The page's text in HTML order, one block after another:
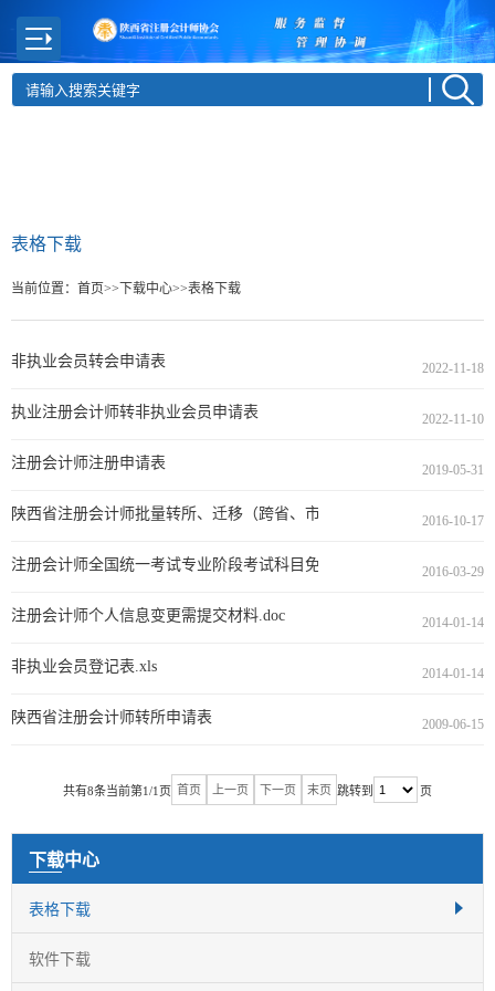
下载中心
表格下载
软件下载
表格下载
当前位置： 首页>>下载中心>>表格下载
非执业会员转会申请表 2022-11-18
执业注册会计师转非执业会员申请表 2022-11-10
注册会计师注册申请表 2019-05-31
陕西省注册会计师批量转所、迁移（跨省、市）汇总表 2016-10-17
注册会计师全国统一考试专业阶段考试科目免试申请表 2016-03-29
注册会计师个人信息变更需提交材料.doc 2014-01-14
非执业会员登记表.xls 2014-01-14
陕西省注册会计师转所申请表 2009-06-15
共有8条当前第1/1页 首页 上一页 下一页 末页 跳转到 页